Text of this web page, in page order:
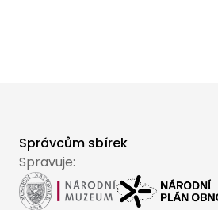
Správcům sbírek
Spravuje: